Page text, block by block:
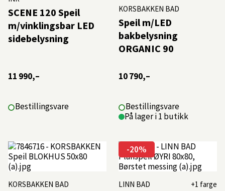
SCENE 120 Speil
m/vinklingsbar LED
sidebelysning
11 990,–
Bestillingsvare
Speil m/LED
bakbelysning
ORGANIC 90
KORSBAKKEN BAD
10 790,–
Bestillingsvare
På lager i 1 butikk
KORSBAKKEN BAD
-20%
LINN BAD +1 farge